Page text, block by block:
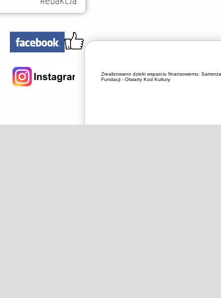
Zrealizowano dzieki wsparciu finansowemu:
Fundacji - Otwarty Kod Kultury